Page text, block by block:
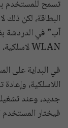
البطاقة، لكن ذلك
آب” في الدردشة
WLAN لاسلكية، وهاتف أرضي.
اللاسلكية،
جديد، وعند
فيختار المستخدم